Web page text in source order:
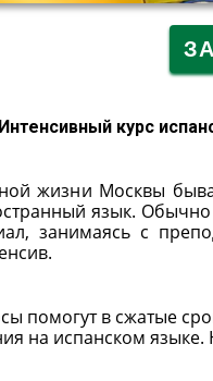
Интенсивный курс
жизни Москвы
язык.
занимаясь с
помогут в сжатые
на испанском языке.